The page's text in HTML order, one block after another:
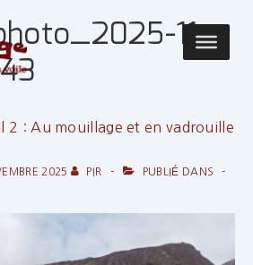
Main
11-
2 : Au mouillage et en vadrouille
2025 PIR
PUBLIÉ DANS